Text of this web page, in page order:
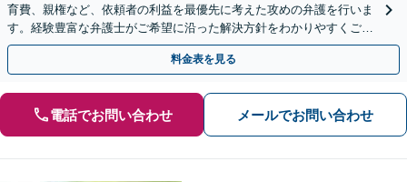
育費、親権など、依頼者の利益を最優先に考えた攻めの弁護を行いま
す。経験豊富な弁護士がご希望に沿った解決方針をわかりやすくご提
案します。お気軽にお問合せ下さい。
料金表を見る
電話でお問い合わせ メールでお問い合わせ